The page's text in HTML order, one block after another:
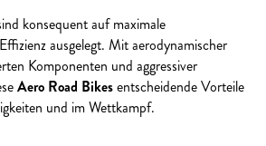
konsequent auf maximale
ausgelegt. Mit aerodynamischer
Komponenten und aggressiver
Aero Road Bikesentscheidende Vorteile
und im Wettkampf.